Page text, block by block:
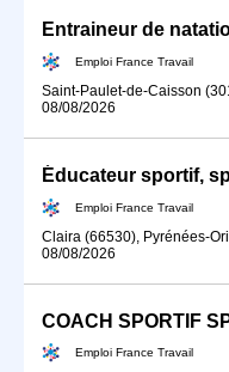
Emploi France Travail
Saint-Paulet-de-Caisson
08/08/2026
Emploi France Travail
Claira (66530), Pyrénées-
08/08/2026
Emploi France Travail